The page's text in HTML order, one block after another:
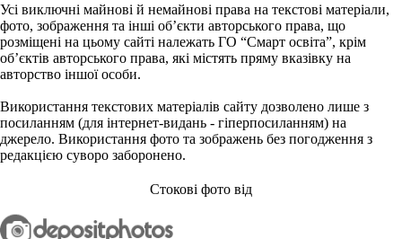
Усі виключні майнові й немайнові права на текстові матеріали,
фото, зображення та інші об’єкти авторського права, що
розміщені на цьому сайті належать ГО “Смарт освіта”, крім
об’єктів авторського права, які містять пряму вказівку на
авторство іншої особи.
Використання текстових матеріалів сайту дозволено лише з
посиланням (для інтернет-видань - гіперпосиланням) на
джерело. Використання фото та зображень без погодження з
редакцією суворо заборонено.
Стокові фото від